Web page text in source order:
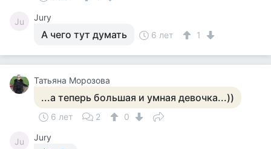
Ju Jury
А чего тут думать 6 лет 1
Татьяна Морозова
...а теперь большая и умная девочка...))
6 лет 2 0
Ju
Jury